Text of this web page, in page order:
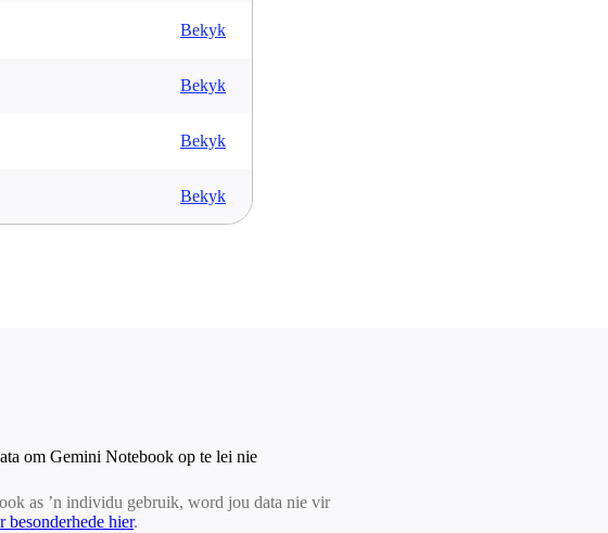
Bekyk
Bekyk
Bekyk
Bekyk
om Gemini Notebook op te lei nie
as ’n individu gebruik, word jou data nie vir
besonderhede hier.